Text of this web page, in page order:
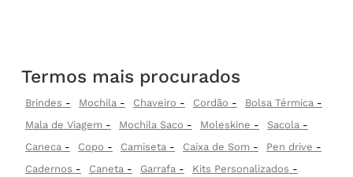
Termos mais procurados
Brindes Mochila Chaveiro Cordão
Bolsa Térmica
Mala de Viagem
Mochila Saco Moleskine
Sacola
Caneca
Copo Camiseta Caixa de Som
Pen drive
Cadernos
Caneta Garrafa
Kits Personalizados